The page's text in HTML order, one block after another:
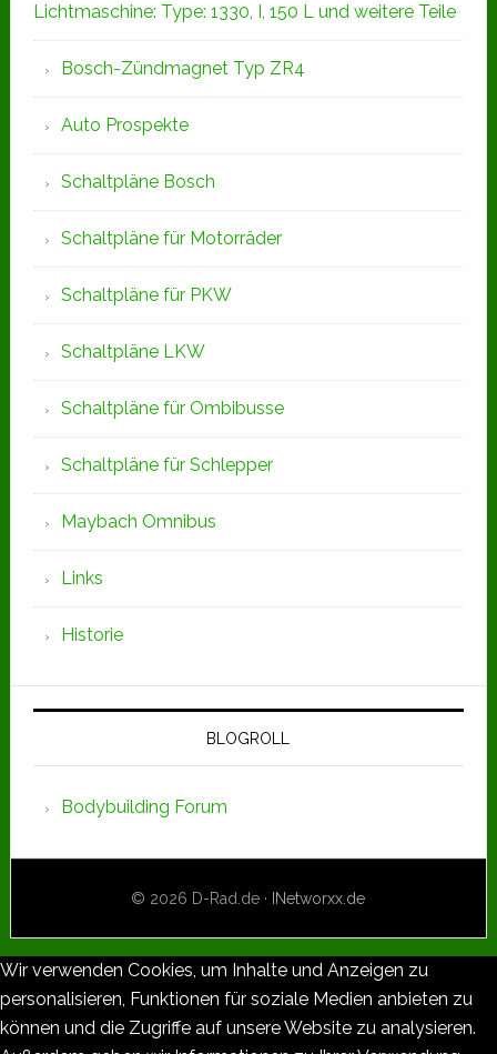
Lichtmaschine: Type: 1330, I, 150 L und weitere Teile
Bosch-Zündmagnet Typ ZR4
Auto Prospekte
Schaltpläne Bosch
Schaltpläne für Motorräder
Schaltpläne für PKW
Schaltpläne LKW
Schaltpläne für Ombibusse
Schaltpläne für Schlepper
Maybach Omnibus
Links
Historie
BLOGROLL
Bodybuilding Forum
© 2026 D-Rad.de · INetworxx.de
Wir verwenden Cookies, um Inhalte und Anzeigen zu
personalisieren, Funktionen für soziale Medien anbieten zu
können und die Zugriffe auf unsere Website zu analysieren.